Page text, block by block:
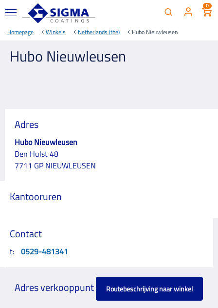
0
Homepage Winkels Netherlands (the) Hubo Nieuwleusen
Hubo Nieuwleusen
Adres
Hubo Nieuwleusen
Den Hulst 48
7711 GP NIEUWLEUSEN
Kantooruren
Contact
t: 0529-481341
Adres verkooppunt Routebeschrijving naar winkel